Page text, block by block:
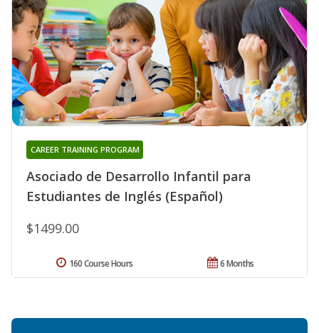
Asociado de Desarrollo Infantil para
Estudiantes de Inglés (Español)
CAREER TRAINING PROGRAM
$1499.00
6 Months
160 Course Hours